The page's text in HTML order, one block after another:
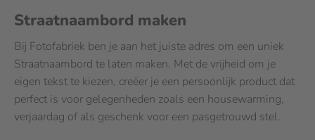
Straatnaambord maken
Bij Fotofabriek ben je aan het juiste adres om een uniek
Straatnaambord te laten maken. Met de vrijheid om je
eigen tekst te kiezen, creëer je een persoonlijk product dat
perfect is voor gelegenheden zoals een housewarming,
verjaardag of als geschenk voor een pasgetrouwd stel.